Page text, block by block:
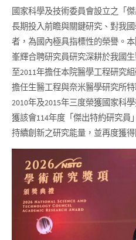
國家科學及技術委員會設立之「
長期投入前瞻與關鍵研究、對我
者，為國內極具指標性的榮譽。
峯輝合聘研究員研究深耕於我國
至2011年擔任本院醫學工程研究
擔任生醫工程與奈米醫學研究所
2010年及2015年三度榮獲國家科
獲該會114年度「傑出特約研究員
持續創新之研究能量，並再度獲